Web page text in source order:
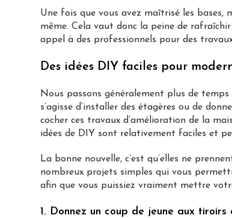
Une fois que vous avez maîtrisé les bases,
même. Cela vaut donc la peine de
appel à des professionnels pour des
Des idées DIY faciles pour
Nous passons généralement plus de temps
s’agisse d’installer des étagères ou de
cocher ces travaux d’amélioration de la
idées de DIY sont relativement faciles et
La bonne nouvelle, c’est qu’elles ne
nombreux projets simples qui vous
afin que vous puissiez vraiment mettre
1. Donnez un coup de jeune aux